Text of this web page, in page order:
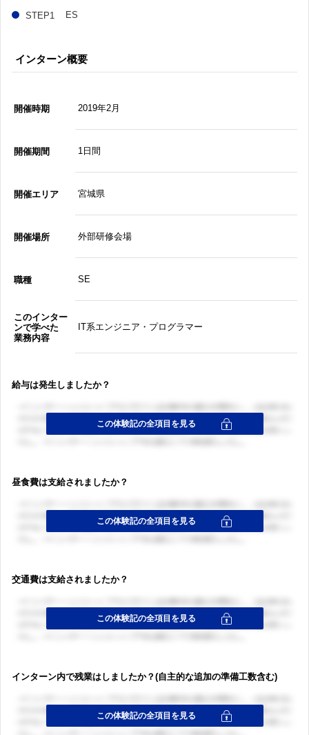
ES
インターン概要
開催時期 2019年2月
開催期間 1日間
開催エリア 宮城県
開催場所 外部研修会場
職種 SE
このインター
ンで学べた
業務内容
IT系エンジニア・プログラマー
給与は発生しましたか？
昼食費は支給されましたか？
交通費は支給されましたか？
インターン内で残業はしましたか？(自主的な追加の準備工数含む)